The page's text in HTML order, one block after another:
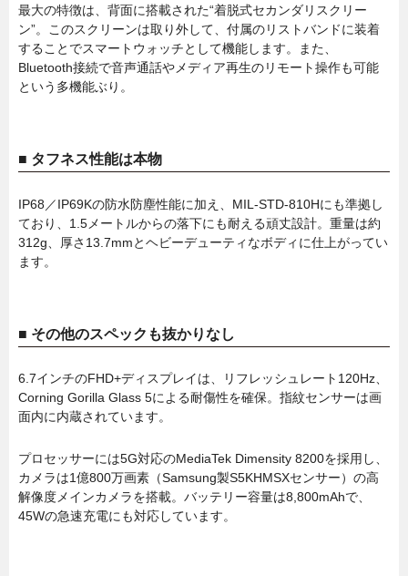
最大の特徴は、背面に搭載された“着脱式セカンダリスクリー
ン”。このスクリーンは取り外して、付属のリストバンドに装着
することでスマートウォッチとして機能します。また、
Bluetooth接続で音声通話やメディア再生のリモート操作も可能
という多機能ぶり。
■ タフネス性能は本物
IP68／IP69Kの防水防塵性能に加え、MIL-STD-810Hにも準拠し
ており、1.5メートルからの落下にも耐える頑丈設計。重量は約
312g、厚さ13.7mmとヘビーデューティなボディに仕上がってい
ます。
■ その他のスペックも抜かりなし
6.7インチのFHD+ディスプレイは、リフレッシュレート120Hz、
Corning Gorilla Glass 5による耐傷性を確保。指紋センサーは画
面内に内蔵されています。
プロセッサーには5G対応のMediaTek Dimensity 8200を採用し、
カメラは1億800万画素（Samsung製S5KHMSXセンサー）の高
解像度メインカメラを搭載。バッテリー容量は8,800mAhで、
45Wの急速充電にも対応しています。